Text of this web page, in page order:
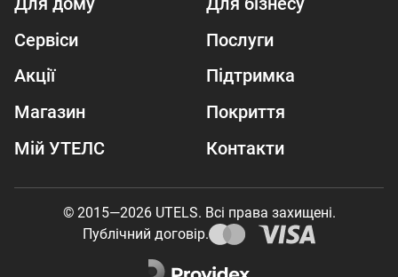
Сервіси
Послуги
Акції
Підтримка
Магазин
Покриття
Мій УТЕЛС
Контакти
© 2015—2026 UTELS. Всі права захищені.
Публічний договір.